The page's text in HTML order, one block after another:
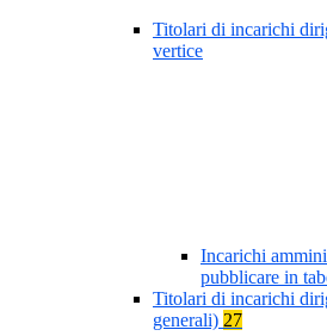
Titolari di incarichi
vertice
Incarichi
pubblicare in
Titolari di incarichi
generali) 27